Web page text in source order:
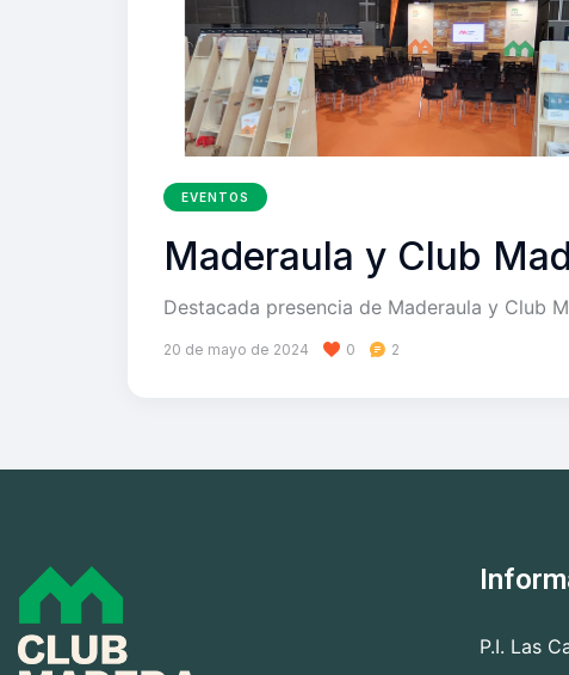
EVENTOS
Maderaula y Club
Destacada presencia de Maderaula y Club
20 de mayo de 2024 0 2
P.I. Las